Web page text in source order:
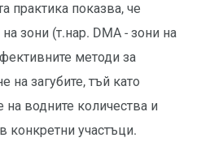
практика показва, че
зони (т.нар. DMA - зони на
методи за
на загубите, тъй като
водните количества и
конкретни участъци.